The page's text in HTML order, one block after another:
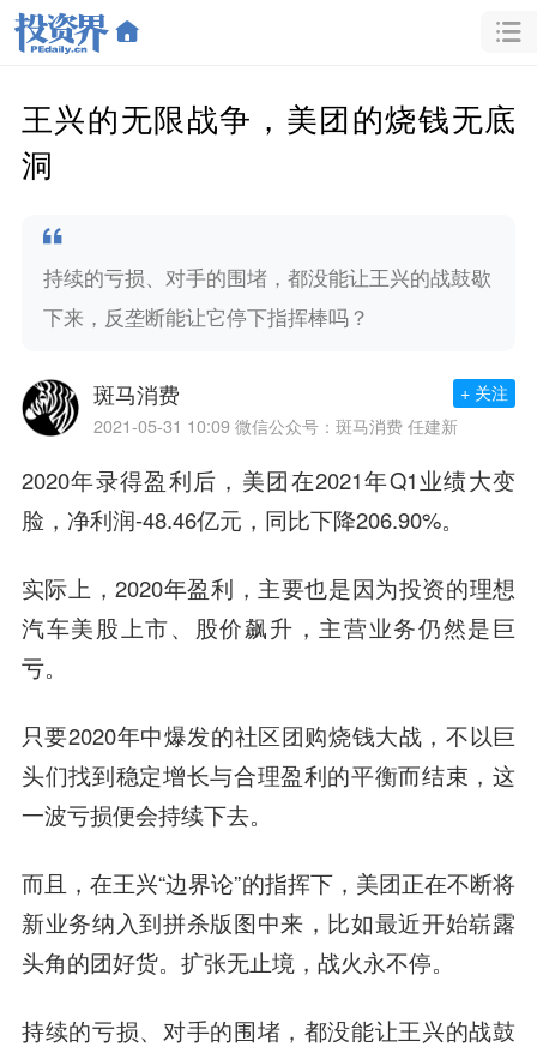
王兴的无限战争，美团的烧钱无底
洞
持续的亏损、对手的围堵，都没能让王兴的战鼓歇
下来，反垄断能让它停下指挥棒吗？
斑马消费
2021-05-31 10:09 微信公众号：斑马消费 任建新
+ 关注
2020年录得盈利后，美团在2021年Q1业绩大变
脸，净利润-48.46亿元，同比下降206.90%。
实际上，2020年盈利，主要也是因为投资的理想
汽车美股上市、股价飙升，主营业务仍然是巨
亏。
只要2020年中爆发的社区团购烧钱大战，不以巨
头们找到稳定增长与合理盈利的平衡而结束，这
一波亏损便会持续下去。
而且，在王兴“边界论”的指挥下，美团正在不断将
新业务纳入到拼杀版图中来，比如最近开始崭露
头角的团好货。 扩张无止境，战火永不停。
持续的亏损、对手的围堵，都没能让王兴的战鼓